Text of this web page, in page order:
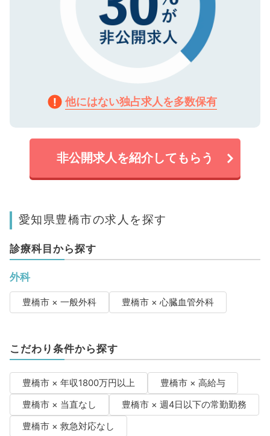
他にはない独占求人を多数保有
非公開求人を紹介してもらう
愛知県豊橋市の求人を探す
診療科目から探す
外科
豊橋市 × 一般外科 豊橋市 × 心臓血管外科
こだわり条件から探す
豊橋市 × 年収1800万円以上
豊橋市 × 高給与
豊橋市 × 当直なし
豊橋市 × 週4日以下の常勤勤務
豊橋市 × 救急対応なし